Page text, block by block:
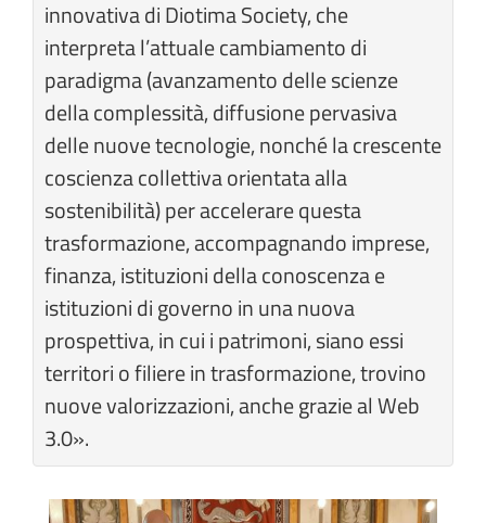
innovativa di Diotima Society, che
interpreta l’attuale cambiamento di
paradigma (avanzamento delle scienze
della complessità, diffusione pervasiva
delle nuove tecnologie, nonché la crescente
coscienza collettiva orientata alla
sostenibilità) per accelerare questa
trasformazione, accompagnando imprese,
finanza, istituzioni della conoscenza e
istituzioni di governo in una nuova
prospettiva, in cui i patrimoni, siano essi
territori o filiere in trasformazione, trovino
nuove valorizzazioni, anche grazie al Web
3.0».